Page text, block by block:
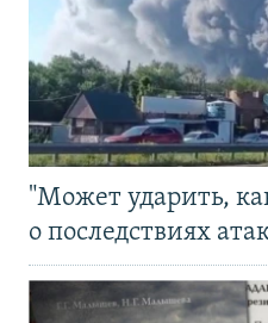
"Может ударить,
о последствиях